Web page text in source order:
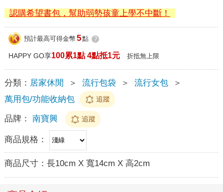
認購希望書包，幫助弱勢孩童上學不中斷！
預計最高可得金幣 5點 ?
HAPPY GO享100累1點 4點抵1元 折抵無上限
分類： 居家休閒 ＞ 流行包袋 ＞ 流行女包
＞
萬用包/功能收納包
追蹤
品牌： 南寶興 追蹤
商品規格：
商品尺寸： 長10cm X 寬14cm X 高2cm